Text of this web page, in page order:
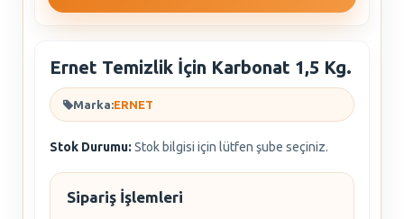
Ernet Temizlik İçin Karbonat 1,5 Kg.
Marka:ERNET
Stok Durumu: Stok bilgisi için lütfen şube seçiniz.
Sipariş İşlemleri